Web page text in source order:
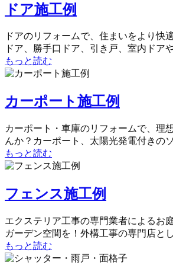
ドア施工例
ドアのリフォームで、住まいをより快
ドア、勝手口ドア、引き戸、室内ドア
もっと読む
カーポート施工例
カーポート・車庫のリフォームで、理
んか？カーポート、太陽光発電付きの
もっと読む
フェンス施工例
エクステリア工事の専門業者によるお
ガーデン空間を！外構工事の専門店と
もっと読む